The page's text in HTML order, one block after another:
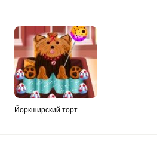
Йоркширский торт